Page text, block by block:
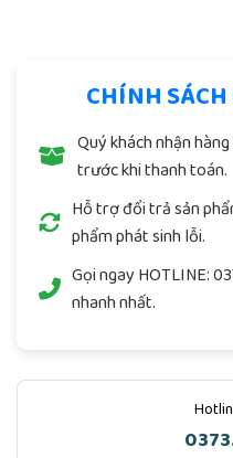
CHÍNH
Quý khách nhận
trước khi thanh toán.
Hỗ trợ đổi trả sản
phẩm phát sinh lỗi.
Gọi ngay HOTLINE:
nhanh nhất.